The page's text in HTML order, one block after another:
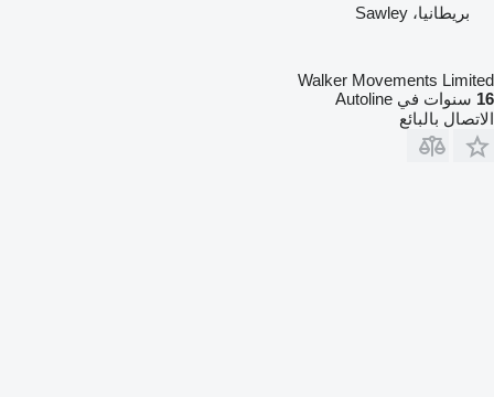
بريطانيا، Sawley
Walker Movements Limited
16 سنوات في Autoline
الاتصال بالبائع